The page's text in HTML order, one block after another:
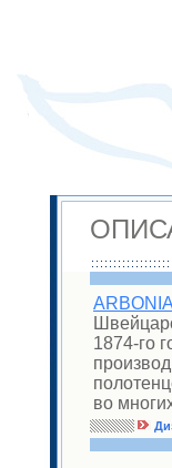
ARBONIA
1874-го
во